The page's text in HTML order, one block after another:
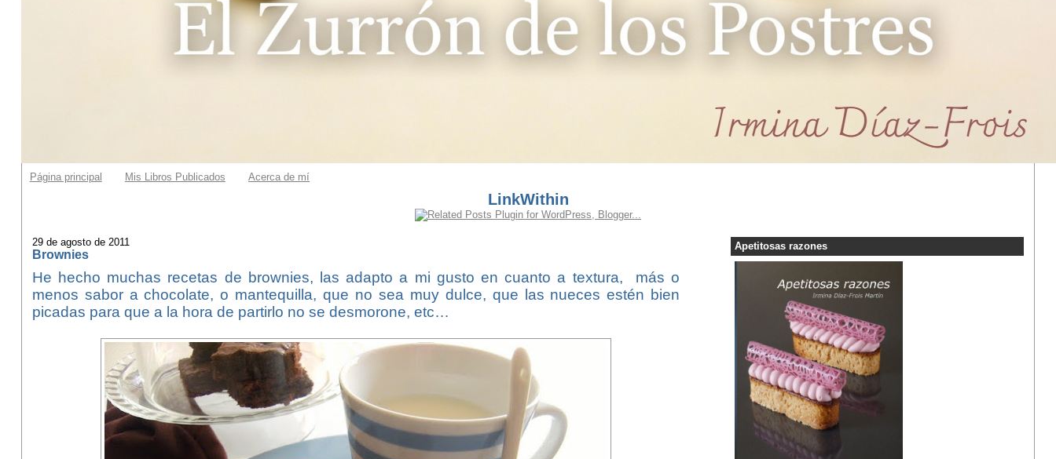
Página principal Mis Libros Publicados Acerca de mí
LinkWithin
29 de agosto de 2011
Brownies
He hecho muchas recetas de brownies, las adapto a mi gusto en cuanto a textura, más o
menos sabor a chocolate, o mantequilla, que no sea muy dulce, que las nueces estén bien
picadas para que a la hora de partirlo no se desmorone, etc…
Apetitosas razones